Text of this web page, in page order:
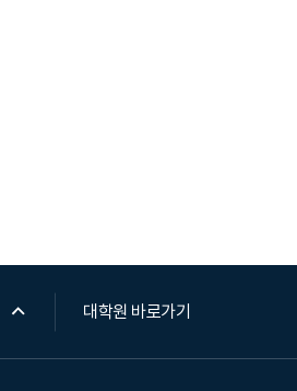
대학원 바로가기